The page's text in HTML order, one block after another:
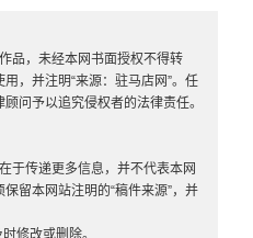
品，未经本网书面授权不得转
，并注明“来源：驻马店网”。任
问予以追究侵权者的法律责任。
于传递更多信息，并不代表本网
留本网站注明的“稿件来源”，并
修改或删除。